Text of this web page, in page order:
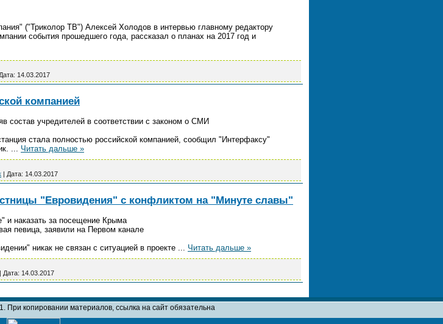
("Триколор ТВ") Алексей Холодов в интервью главному редактору
события прошедшего года, рассказал о планах на 2017 год и
Дата: 14.03.2017
компанией
состав учредителей в соответствии с законом о СМИ
стала полностью российской компанией, сообщил "Интерфаксу"
... Читать дальше »
| Дата: 14.03.2017
"Евровидения" с конфликтом на "Минуте славы"
и наказать за посещение Крыма
певица, заявили на Первом канале
никак не связан с ситуацией в проекте ... Читать дальше »
| Дата: 14.03.2017
При копировании материалов, ссылка на сайт обязательна